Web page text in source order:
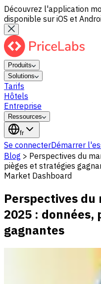
Découvrez l'application
disponible sur iOS et
Produits
Solutions
Tarifs
Hôtels
Entreprise
Ressources
fr
Se connecterDémarrer
Blog > Perspectives du
pièges et stratégies
Market Dashboard
Perspectives du
2025 : données,
gagnantes